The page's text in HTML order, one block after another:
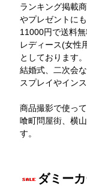
ランキング掲載
やプレゼントに
11000円で送料
レディース(女性
としております。
結婚式、二次会
スプレイやイン
商品撮影で使っ
喰町問屋街、横
す。
ダミー